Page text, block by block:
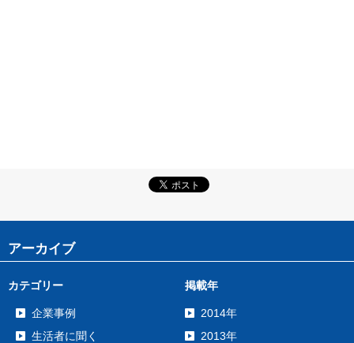
アーカイブ
カテゴリー
企業事例
生活者に聞く
掲載年
2014年
2013年